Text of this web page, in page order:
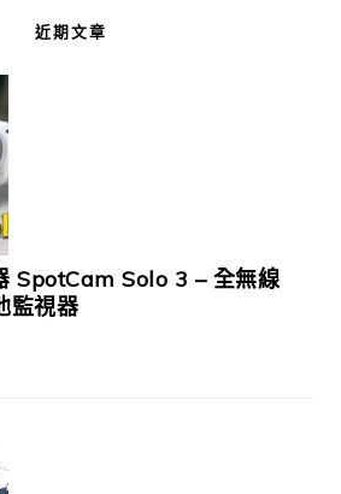
近期文章
SpotCam Solo 3 – 全無線
監視器